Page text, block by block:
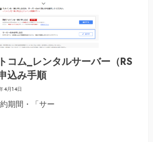
コム_レンタルサーバー（RS
込み手順
4月14日
期間・「サー